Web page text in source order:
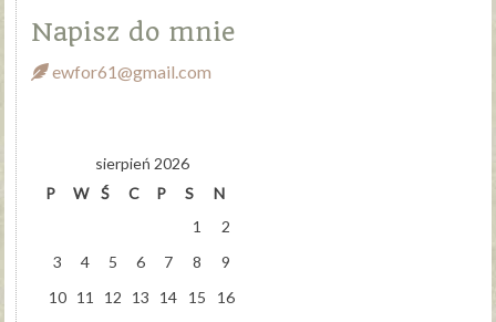
Napisz do mnie
ewfor61@gmail.com
sierpień 2026
P
W Ś C P S
N
1
2
3
4 5 6 7 8
9
10 11 12 13 14 15
16